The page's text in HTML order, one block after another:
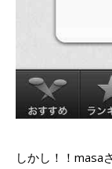
しかし！！masa